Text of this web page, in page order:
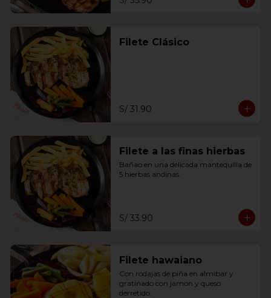
Filete Clásico
S/ 31.90
Filete a las finas hierbas
Bañao en una delicada mantequilla de
5 hierbas andinas.
S/ 33.90
Filete hawaiano
Con rodajas de piña en almibar y
gratinado con jamon y queso
derretido.